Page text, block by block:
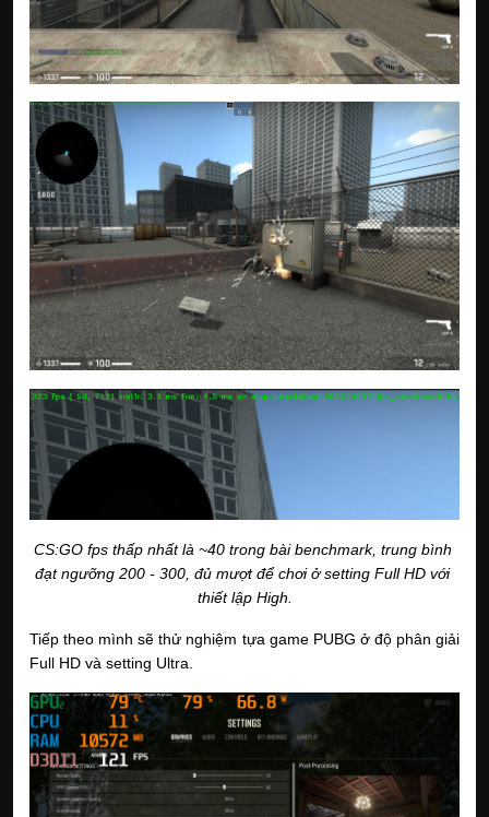
CS:GO fps thấp nhất là ~40 trong bài benchmark, trung bình
đạt ngưỡng 200 - 300, đủ mượt để chơi ở setting Full HD với
thiết lập High.
Tiếp theo mình sẽ thử nghiệm tựa game PUBG ở độ phân giải
Full HD và setting Ultra.